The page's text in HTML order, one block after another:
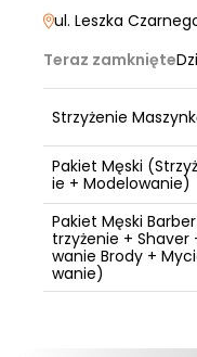
ul. Leszka
Teraz zamknięte
Strzyżenie
Pakiet Męski
ie + Modelowanie)
Pakiet Męski
trzyżenie + Shaver
wanie Brody +
wanie)